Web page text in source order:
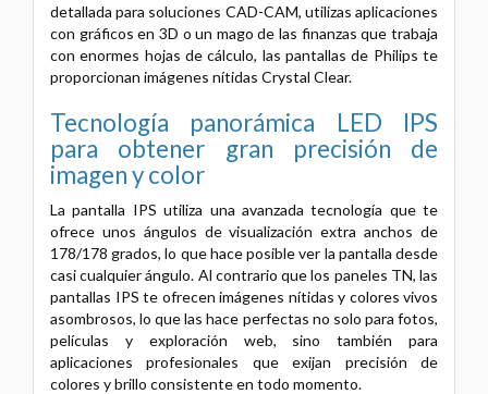
detallada para soluciones CAD-CAM, utilizas aplicaciones
con gráficos en 3D o un mago de las finanzas que trabaja
con enormes hojas de cálculo, las pantallas de Philips te
proporcionan imágenes nítidas Crystal Clear.
Tecnología panorámica LED IPS
para obtener gran precisión de
imagen y color
La pantalla IPS utiliza una avanzada tecnología que te
ofrece unos ángulos de visualización extra anchos de
178/178 grados, lo que hace posible ver la pantalla desde
casi cualquier ángulo. Al contrario que los paneles TN, las
pantallas IPS te ofrecen imágenes nítidas y colores vivos
asombrosos, lo que las hace perfectas no solo para fotos,
películas y exploración web, sino también para
aplicaciones profesionales que exijan precisión de
colores y brillo consistente en todo momento.